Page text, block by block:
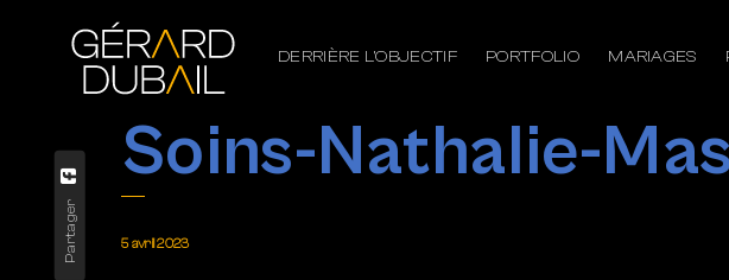
DERRIÈRE L’OBJECTIF PORTFOLIO MARIAGES
Soins-Nathalie-
Partager 5 avril 2023